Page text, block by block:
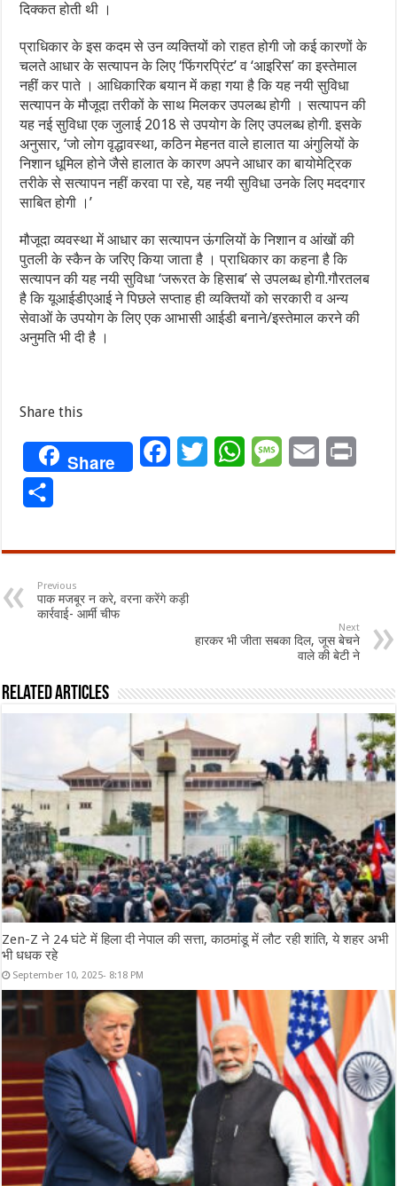
दिक्कत होती थी ।
प्राधिकार के इस कदम से उन व्यक्तियों को राहत होगी जो कई कारणों के
चलते आधार के सत्यापन के लिए ‘फिंगरप्रिंट’ व ‘आइरिस’ का इस्तेमाल
नहीं कर पाते । आधिकारिक बयान में कहा गया है कि यह नयी सुविधा
सत्यापन के मौजूदा तरीकों के साथ मिलकर उपलब्ध होगी । सत्यापन की
यह नई सुविधा एक जुलाई 2018 से उपयोग के लिए उपलब्ध होगी. इसके
अनुसार, ‘जो लोग वृद्धावस्था, कठिन मेहनत वाले हालात या अंगुलियों के
निशान धूमिल होने जैसे हालात के कारण अपने आधार का बायोमेट्रिक
तरीके से सत्यापन नहीं करवा पा रहे, यह नयी सुविधा उनके लिए मददगार
साबित होगी ।’
मौजूदा व्यवस्था में आधार का सत्यापन ऊंगलियों के निशान व आंखों की
पुतली के स्कैन के जरिए किया जाता है । प्राधिकार का कहना है कि
सत्यापन की यह नयी सुविधा ‘जरूरत के हिसाब’ से उपलब्ध होगी.गौरतलब
है कि यूआईडीएआई ने पिछले सप्ताह ही व्यक्तियों को सरकारी व अन्य
सेवाओं के उपयोग के लिए एक आभासी आईडी बनाने/इस्तेमाल करने की
अनुमति भी दी है ।
Share this
Share FacebookTwitterWhatsAppMessageEmail
Previous
पाक मजबूर न करे, वरना करेंगे कड़ी
कार्रवाई- आर्मी चीफ
Next
हारकर भी जीता सबका दिल, जूस बेचने
वाले की बेटी ने
Related Articles
Zen-Z ने 24 घंटे में हिला दी नेपाल की सत्ता, काठमांडू में लौट रही शांति, ये शहर अभी
भी धधक रहे
September 10, 2025- 8:18 PM